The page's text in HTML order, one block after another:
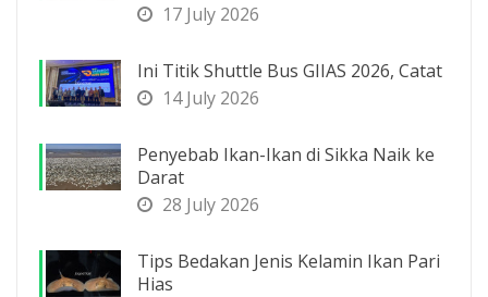
17 July 2026
Ini Titik Shuttle Bus GIIAS 2026, Catat
14 July 2026
Penyebab Ikan-Ikan di Sikka Naik ke
Darat
28 July 2026
Tips Bedakan Jenis Kelamin Ikan Pari
Hias